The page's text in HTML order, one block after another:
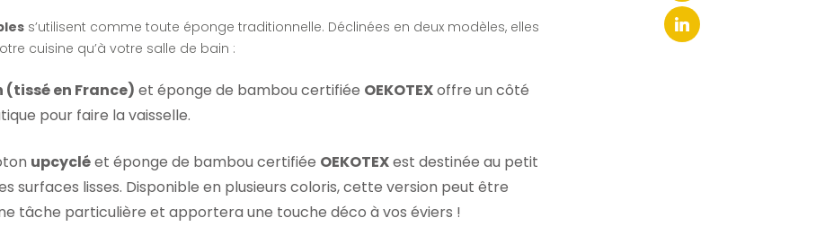
s’utilisent comme toute éponge traditionnelle. Déclinées en deux modèles, elles
cuisine qu’à votre salle de bain :
(tissé en France) et éponge de bambou certifiée OEKOTEXoffre un côté
pour faire la vaisselle.
upcycléet éponge de bambou certifiée OEKOTEXest destinée au petit
surfaces lisses. Disponible en plusieurs coloris, cette version peut être
tâche particulière et apportera une touche déco à vos éviers !